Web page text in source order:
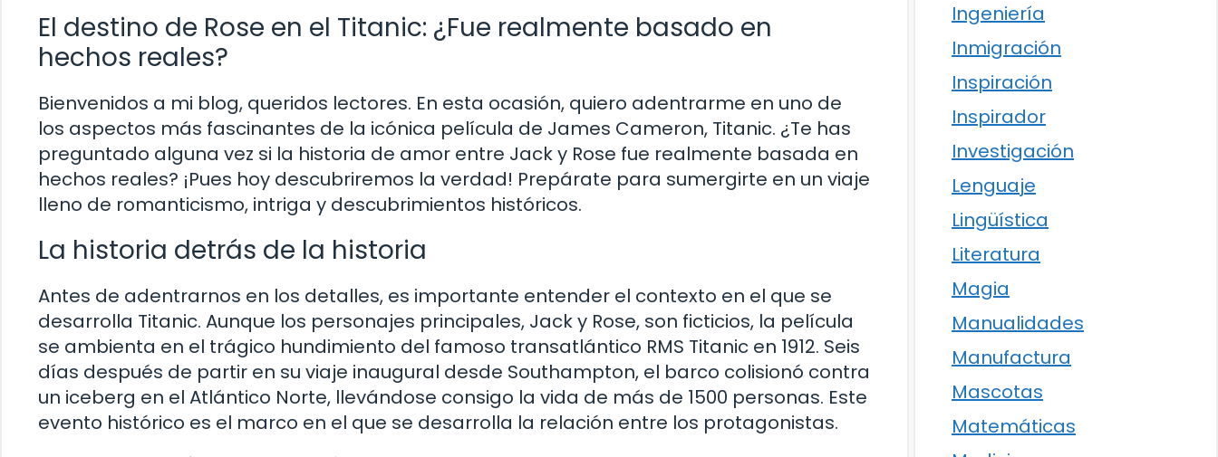
El destino de Rose en el Titanic: ¿Fue realmente basado en
hechos reales?
Bienvenidos a mi blog, queridos lectores. En esta ocasión, quiero adentrarme en uno de
los aspectos más fascinantes de la icónica película de James Cameron, Titanic. ¿Te has
preguntado alguna vez si la historia de amor entre Jack y Rose fue realmente basada en
hechos reales? ¡Pues hoy descubriremos la verdad! Prepárate para sumergirte en un viaje
lleno de romanticismo, intriga y descubrimientos históricos.
La historia detrás de la historia
Antes de adentrarnos en los detalles, es importante entender el contexto en el que se
desarrolla Titanic. Aunque los personajes principales, Jack y Rose, son ficticios, la película
se ambienta en el trágico hundimiento del famoso transatlántico RMS Titanic en 1912. Seis
días después de partir en su viaje inaugural desde Southampton, el barco colisionó contra
un iceberg en el Atlántico Norte, llevándose consigo la vida de más de 1500 personas. Este
evento histórico es el marco en el que se desarrolla la relación entre los protagonistas.
Ingeniería
Inmigración
Inspiración
Inspirador
Investigación
Lenguaje
Lingüística
Literatura
Magia
Manualidades
Manufactura
Mascotas
Matemáticas